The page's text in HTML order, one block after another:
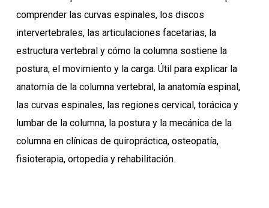
comprender las curvas espinales, los discos
intervertebrales, las articulaciones facetarias, la
estructura vertebral y cómo la columna sostiene la
postura, el movimiento y la carga. Útil para explicar la
anatomía de la columna vertebral, la anatomía espinal,
las curvas espinales, las regiones cervical, torácica y
lumbar de la columna, la postura y la mecánica de la
columna en clínicas de quiropráctica, osteopatía,
fisioterapia, ortopedia y rehabilitación.